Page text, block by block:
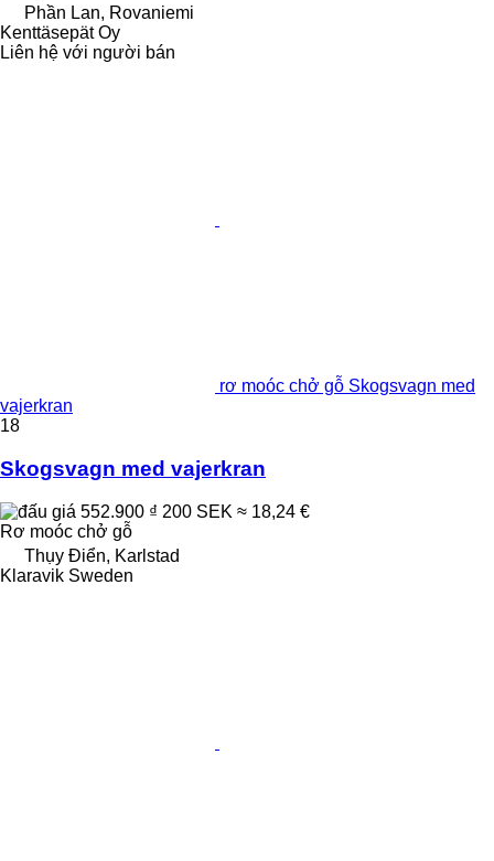
Phần Lan, Rovaniemi
Kenttäsepät Oy
Liên hệ với người bán
rơ moóc chở gỗ Skogsvagn med
vajerkran
18
Skogsvagn med vajerkran
552.900 ₫ 200 SEK ≈ 18,24 €
Rơ moóc chở gỗ
Thụy Điển, Karlstad
Klaravik Sweden